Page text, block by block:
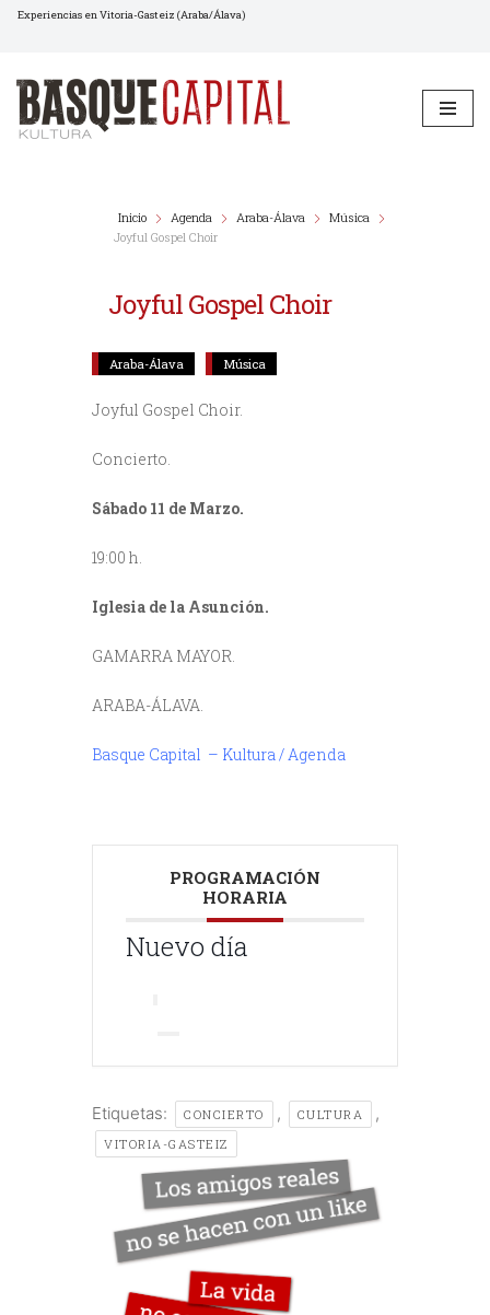
al
contenido
Experiencias en Vitoria-Gasteiz (Araba/Álava)
Inicio Agenda Araba-Álava
Música
Joyful Gospel Choir
Joyful Gospel Choir
Araba-Álava Música
Joyful Gospel Choir.
Concierto.
Sábado 11 de Marzo.
19:00 h.
Iglesia de la Asunción.
GAMARRA MAYOR.
ARABA-ÁLAVA.
Basque Capital – Kultura / Agenda
PROGRAMACIÓN
HORARIA
Nuevo día
Etiquetas: CONCIERTO , CULTURA ,
VITORIA-GASTEIZ